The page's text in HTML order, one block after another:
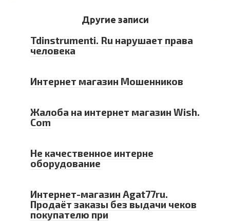
Другие записи
Tdinstrumenti. Ru нарушает права
человека
Интернет магазин Мошенников
Жалоба на интернет магазин Wish.
Com
Не качественное интерне
оборудование
Интернет-магазин Agat77ru.
Продаёт заказы без выдачи чеков
покупателю при